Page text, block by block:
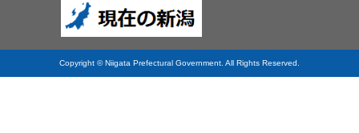
Copyright © Niigata Prefectural Government. All Rights Reserved.